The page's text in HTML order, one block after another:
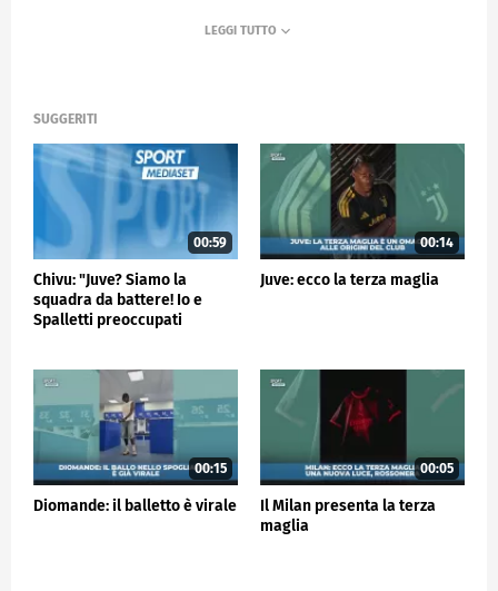
SUGGERITI
00:59
Chivu: "Juve? Siamo la
squadra da battere! Io e
Spalletti preoccupati
00:14
Juve: ecco la terza maglia
00:15
Diomande: il balletto è virale
00:05
Il Milan presenta la terza
maglia